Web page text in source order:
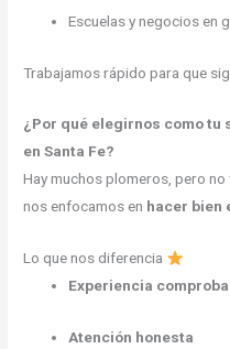
Escuelas y negocios en
Trabajamos rápido para que
¿Por qué elegirnos como
en Santa Fe?
Hay muchos plomeros, pero
nos enfocamos en hacer bien
Lo que nos diferencia
Experiencia
Atención honesta